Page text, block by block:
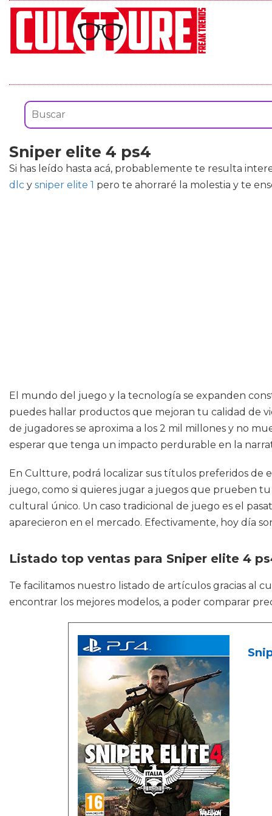
Sniper elite 4 ps4
Si has leído hasta acá, probablemente te resulta
dlc y sniper elite 1 pero te ahorraré la molestia y te
El mundo del juego y la tecnología se expanden
puedes hallar productos que mejoran tu calidad de
de jugadores se aproxima a los 2 mil millones y no
esperar que tenga un impacto perdurable en la
En Cultture, podrá localizar sus títulos preferidos de
juego, como si quieres jugar a juegos que prueben
cultural único. Un caso tradicional de juego es el
aparecieron en el mercado. Efectivamente, hoy día
Listado top ventas para Sniper elite 4
Te facilitamos nuestro listado de artículos gracias al
encontrar los mejores modelos, a poder comparar